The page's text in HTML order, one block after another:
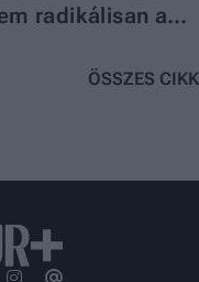
radikálisan a
ÖSSZES CIKK